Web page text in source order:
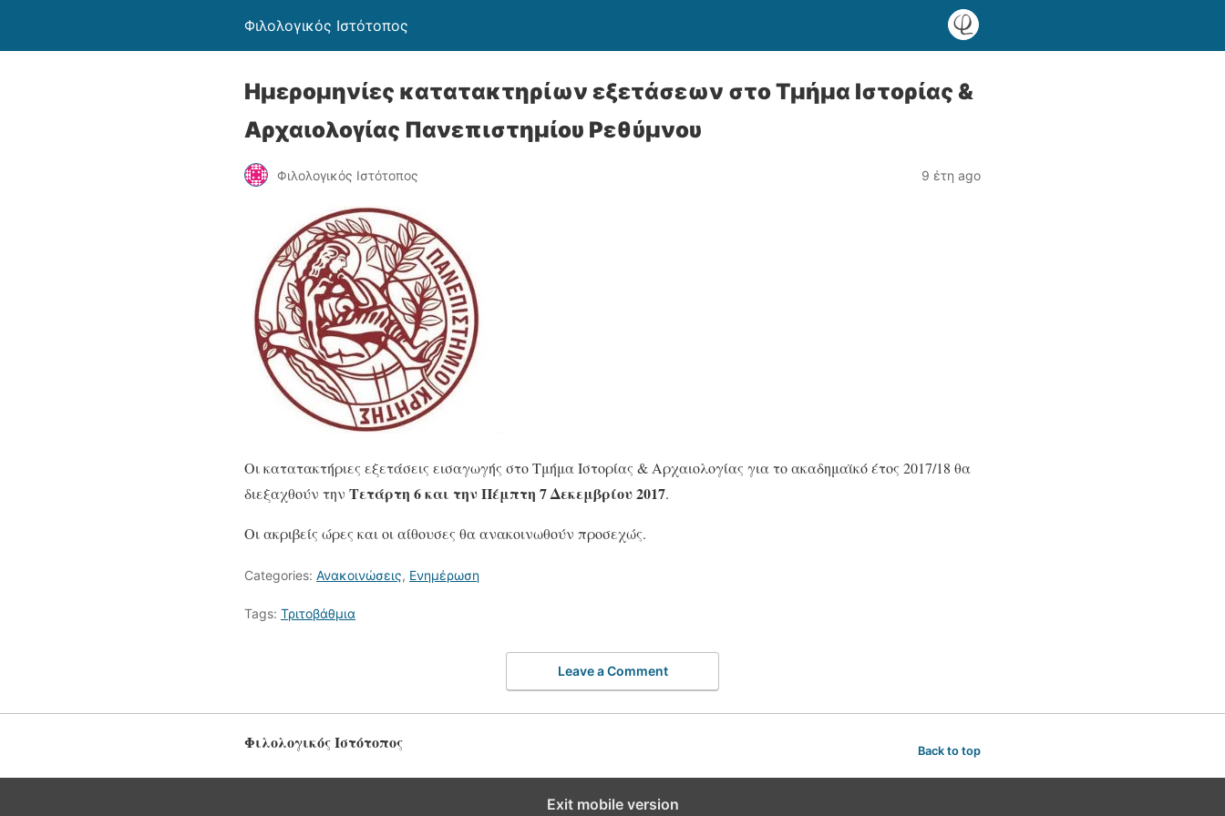
Φιλολογικός Ιστότοπος
Ημερομηνίες κατατακτηρίων εξετάσεων στο Τμήμα Ιστορίας &
Αρχαιολογίας Πανεπιστημίου Ρεθύμνου
Φιλολογικός Ιστότοπος 9 έτη ago
Οι κατατακτήριες εξετάσεις εισαγωγής στο Τμήμα Ιστορίας & Αρχαιολογίας για το ακαδημαϊκό έτος 2017/18 θα
διεξαχθούν την Τετάρτη 6 και την Πέμπτη 7 Δεκεμβρίου 2017.
Οι ακριβείς ώρες και οι αίθουσες θα ανακοινωθούν προσεχώς.
Categories: Ανακοινώσεις, Ενημέρωση
Tags: Τριτοβάθμια
Leave a Comment
Φιλολογικός Ιστότοπος Back to top
Exit mobile version